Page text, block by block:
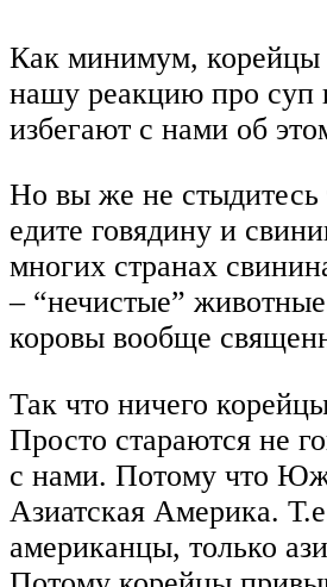
Как минимум, корейцы
нашу реакцию про суп
избегают с нами об
Но вы же не стыдитесь
едите говядину и
многих странах
– “нечистые”
коровы вообще
Так что ничего
Просто стараются не
с нами. Потому что
Азиатская Америка.
американцы, только